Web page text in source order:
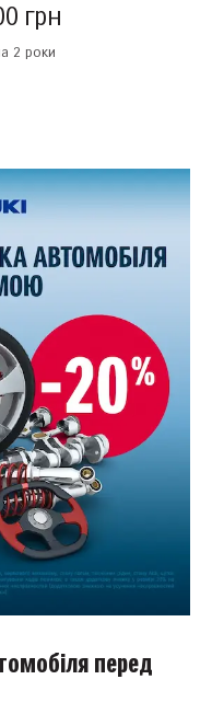
грн
2 роки
перед